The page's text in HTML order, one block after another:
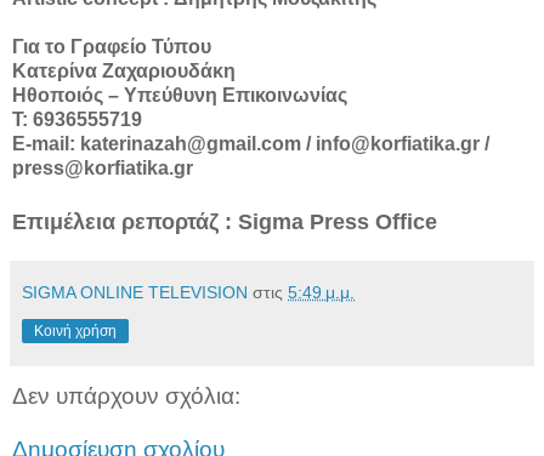
Για το Γραφείο Τύπου
Κατερίνα Ζαχαριουδάκη
Ηθοποιός – Υπεύθυνη Επικοινωνίας
Τ: 6936555719
E-mail: katerinazah@gmail.com / info@korfiatika.gr /
press@korfiatika.gr
Επιμέλεια ρεπορτάζ : Sigma Press Office
SIGMA ONLINE TELEVISION στις 5:49 μ.μ.
Κοινή χρήση
Δεν υπάρχουν σχόλια:
Δημοσίευση σχολίου